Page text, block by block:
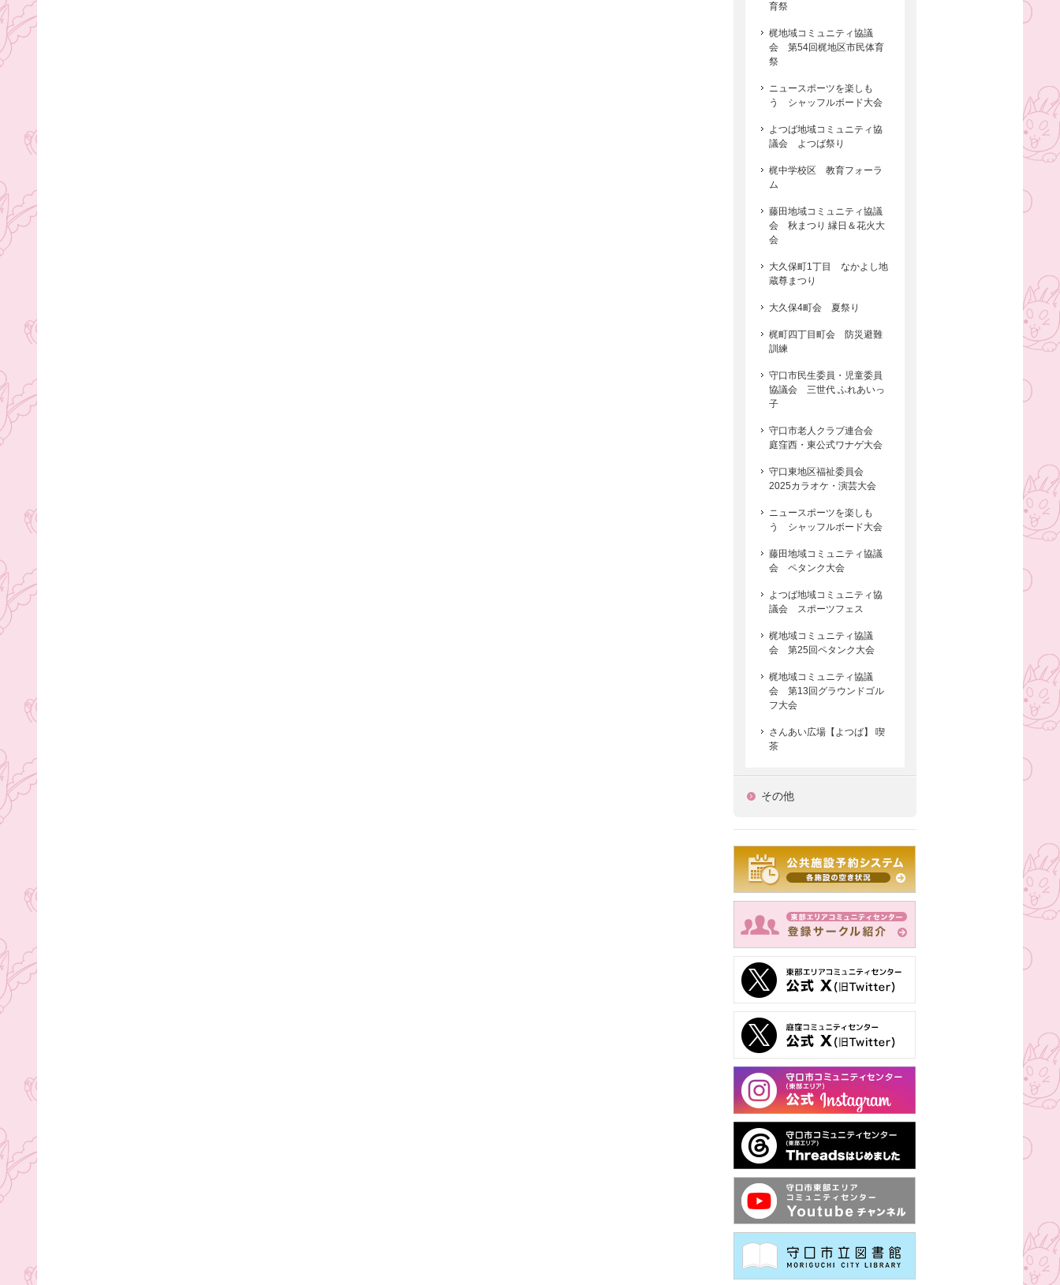
育祭
梶地域コミュニティ協議
会 第54回梶地区市民体育
祭
ニュースポーツを楽しも
う シャッフルボード大会
よつば地域コミュニティ協
議会 よつば祭り
梶中学校区 教育フォーラ
ム
藤田地域コミュニティ協議
会 秋まつり 縁日＆花火大
会
大久保町1丁目 なかよし地
蔵尊まつり
大久保4町会 夏祭り
梶町四丁目町会 防災避難
訓練
守口市民生委員・児童委員
協議会 三世代 ふれあいっ
子
守口市老人クラブ連合会
庭窪西・東公式ワナゲ大会
守口東地区福祉委員会
2025カラオケ・演芸大会
ニュースポーツを楽しも
う シャッフルボード大会
藤田地域コミュニティ協議
会 ペタンク大会
よつば地域コミュニティ協
議会 スポーツフェス
梶地域コミュニティ協議
会 第25回ペタンク大会
梶地域コミュニティ協議
会 第13回グラウンドゴル
フ大会
さんあい広場【よつば】 喫
茶
その他